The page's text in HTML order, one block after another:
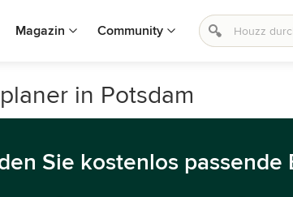
Magazin Community
in Potsdam
Sie kostenlos